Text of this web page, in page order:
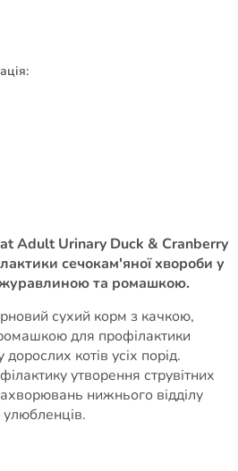
Adult Urinary Duck & Cranberry
сечокам'яної хвороби у
журавлиною та ромашкою.
сухий корм з качкою,
для профілактики
котів усіх порід.
утворення струвітних
нижнього відділу